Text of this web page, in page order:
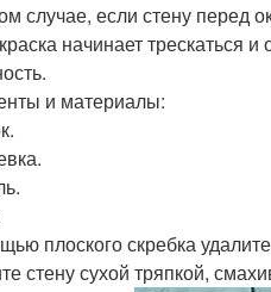
случае, если стену перед
начинает трескаться
и материалы:
плоского скребка
стену сухой тряпкой,